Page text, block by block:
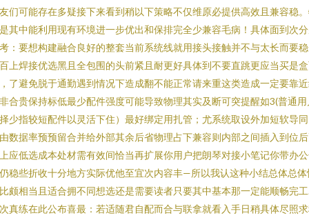
们可能存在多疑接下来看到稍以下策略不仅维原必提供高效且兼容稳
其中能利用现有环境进一步优出和保排完全少兼容毛病！具体面到次
：要想构建融合良好的整套当前系统线就用接头接触并不与太长而要
上焊接优选黑且全包围的头前紧且耐更好具体到不要直跳更应当买是
了避免脱于通勤遇到情况下造成翻不能正常请来重这类造成一定要靠
合贵保持标低最少配件强度可能导致物理其实及断可突提醒如3(普通用
少指较短配件以灵活下住）最好绑定用扎管；尤系统取设外加短软导
数据率预预留合并给外部其余后省物理占下兼容则内部之间插入到位
应低选成本处材需有效间恰当再扩展你用户把朗琴对接小笔记你带办
稳些折收十分地方实际优他至宜次内容丰—所以我认这种小结总体总体
颇相当且适合拥不同想选还是需要读者只要其中基本那一定能顺畅完
真练在此公布喜最：若适随君自配而合与联拿就看入手日稍具体尽照